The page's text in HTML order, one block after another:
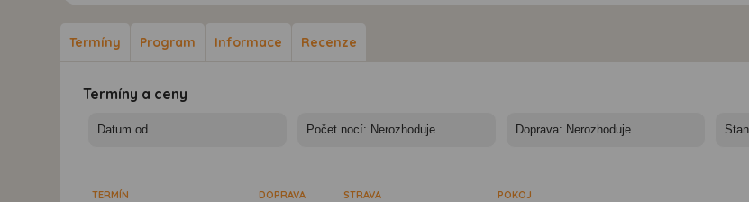
erupce sopky 20.3.2021 průvodce Jan Smejkal
Termíny Program Informace Recenze
Termíny a ceny
TERMÍN DOPRAVA STRAVA POKOJ